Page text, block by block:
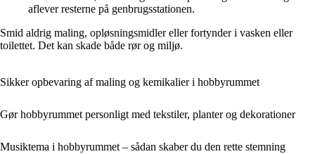
aflever resterne på genbrugsstationen.
Smid aldrig maling, opløsningsmidler eller fortynder i vasken eller
toilettet. Det kan skade både rør og miljø.
Sikker opbevaring af maling og kemikalier i hobbyrummet
Gør hobbyrummet personligt med tekstiler, planter og dekorationer
Musiktema i hobbyrummet – sådan skaber du den rette stemning